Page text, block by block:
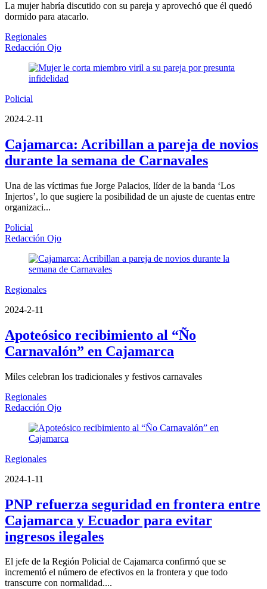
La mujer habría discutido con su pareja y aprovechó que él quedó
dormido para atacarlo.
Regionales
Redacción Ojo
Policial
2024-2-11
Cajamarca: Acribillan a pareja de novios
durante la semana de Carnavales
Una de las víctimas fue Jorge Palacios, líder de la banda ‘Los
Injertos’, lo que sugiere la posibilidad de un ajuste de cuentas entre
organizaci...
Policial
Redacción Ojo
Regionales
2024-2-11
Apoteósico recibimiento al “Ño
Carnavalón” en Cajamarca
Miles celebran los tradicionales y festivos carnavales
Regionales
Redacción Ojo
Regionales
2024-1-11
PNP refuerza seguridad en frontera entre
Cajamarca y Ecuador para evitar
ingresos ilegales
El jefe de la Región Policial de Cajamarca confirmó que se
incrementó el número de efectivos en la frontera y que todo
transcurre con normalidad....